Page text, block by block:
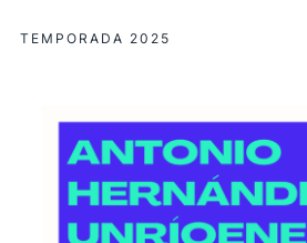
TEMPORADA 2025